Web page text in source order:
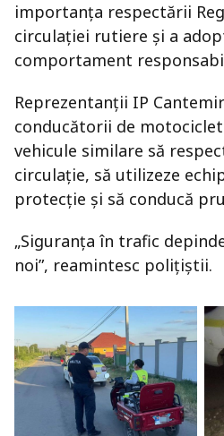
importanța respectării
circulației rutiere și a
comportament
Reprezentanții IP
conducătorii de
vehicule similare să
circulație, să utilizeze
protecție și să conducă
„Siguranța în trafic
noi”, reamintesc polițiștii.